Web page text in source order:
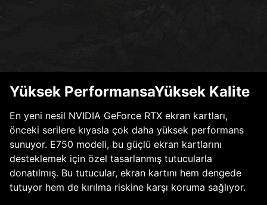
Yüksek PerformansaYüksek Kalite
En yeni nesil NVIDIA GeForce RTX ekran kartları,
önceki serilere kıyasla çok daha yüksek performans
sunuyor. E750 modeli, bu güçlü ekran kartlarını
desteklemek için özel tasarlanmış tutucularla
donatılmış. Bu tutucular, ekran kartını hem dengede
tutuyor hem de kırılma riskine karşı koruma sağlıyor.